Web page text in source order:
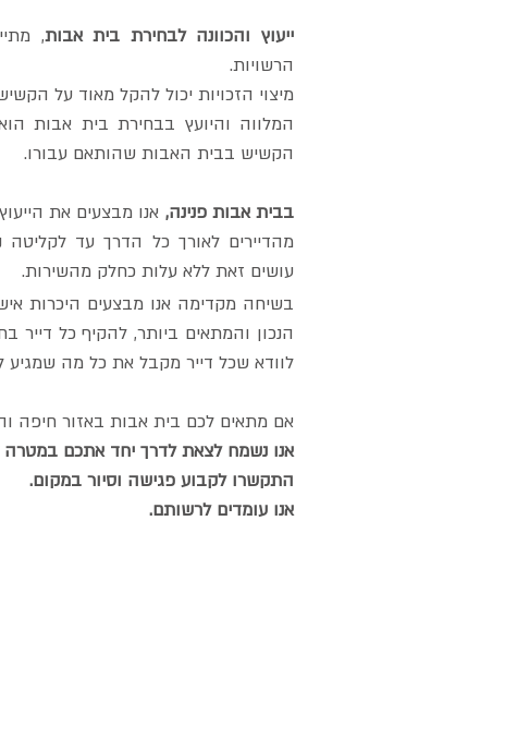
ייעוץ והכוונה לבחירת בית אבות,
הרשויות.
מיצוי הזכויות יכול להקל מאוד על
המלווה והיועץ בבחירת בית אבות
הקשיש בבית האבות שהותאם עבורו.
בבית אבות פנינה, אנו מבצעים את
מהדיירים לאורך כל הדרך עד לקליטה
עושים זאת ללא עלות כחלק מהשירות.
בשיחה מקדימה אנו מבצעים היכרות
הנכון והמתאים ביותר, להקיף כל דייר
לוודא שכל דייר מקבל את כל מה
אם מתאים לכם בית אבות באזור חיפה
אנו נשמח לצאת לדרך יחד אתכם במטרה
התקשרו לקבוע פגישה וסיור במקום.
אנו עומדים לרשותם.